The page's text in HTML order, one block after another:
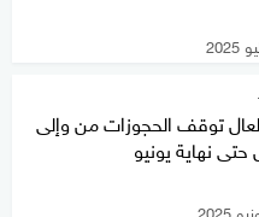
توقف الحجوزات من وإلى
حتى نهاية يونيو